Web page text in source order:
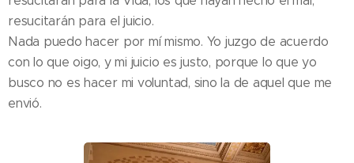
resucitarán para el juicio.
Nada puedo hacer por mí mismo. Yo juzgo de acuerdo
con lo que oigo, y mi juicio es justo, porque lo que yo
busco no es hacer mi voluntad, sino la de aquel que me
envió.